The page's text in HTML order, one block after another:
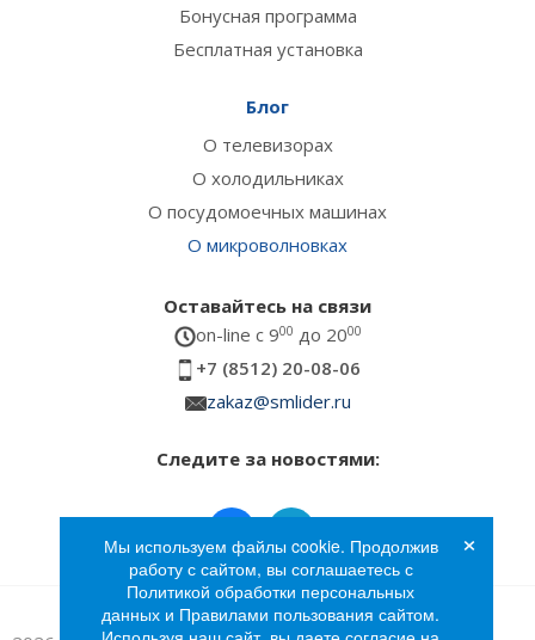
Бонусная программа
Бесплатная установка
Блог
О телевизорах
О холодильниках
О посудомоечных машинах
О микроволновках
Оставайтесь на связи
on-line c 900 до 2000
+7 (8512) 20-08-06
zakaz@smlider.ru
Следите за новостями:
Мы используем файлы cookie. Продолжив
работу с сайтом, вы соглашаетесь с
Политикой обработки персональных
данных и Правилами пользования сайтом.
×